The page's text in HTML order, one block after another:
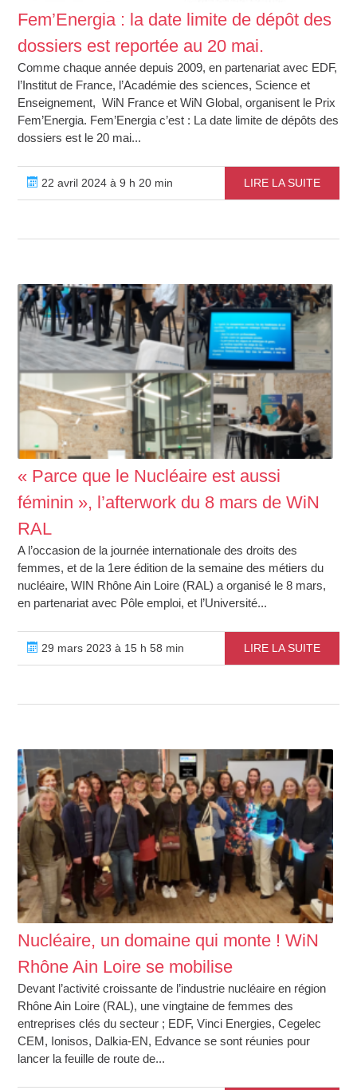
Fem’Energia : la date limite de dépôt des
dossiers est reportée au 20 mai.
Comme chaque année depuis 2009, en partenariat avec EDF,
l’Institut de France, l’Académie des sciences, Science et
Enseignement, WiN France et WiN Global, organisent le Prix
Fem’Energia. Fem’Energia c’est : La date limite de dépôts des
dossiers est le 20 mai...
22 avril 2024 à 9 h 20 min LIRE LA SUITE
« Parce que le Nucléaire est aussi
féminin », l’afterwork du 8 mars de WiN
RAL
A l’occasion de la journée internationale des droits des
femmes, et de la 1ere édition de la semaine des métiers du
nucléaire, WIN Rhône Ain Loire (RAL) a organisé le 8 mars,
en partenariat avec Pôle emploi, et l’Université...
29 mars 2023 à 15 h 58 min LIRE LA SUITE
Nucléaire, un domaine qui monte ! WiN
Rhône Ain Loire se mobilise
Devant l’activité croissante de l’industrie nucléaire en région
Rhône Ain Loire (RAL), une vingtaine de femmes des
entreprises clés du secteur ; EDF, Vinci Energies, Cegelec
CEM, Ionisos, Dalkia-EN, Edvance se sont réunies pour
lancer la feuille de route de...